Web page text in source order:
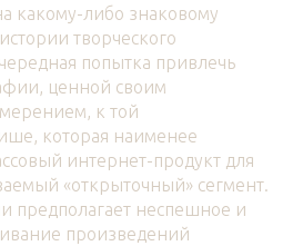
какому-либо знаковому
творческого
попытка привлечь
ценной своим
к той
которая наименее
интернет-продукт для
«открыточный» сегмент.
предполагает неспешное и
произведений